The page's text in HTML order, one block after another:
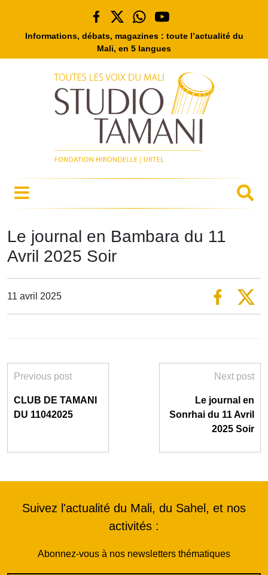
Informations, débats, magazines : toute l’actualité du
Mali, en 5 langues
Le journal en Bambara du 11
Avril 2025 Soir
11 avril 2025
Previous post
CLUB DE TAMANI
DU 11042025
Next post
Le journal en
Sonrhai du 11 Avril
2025 Soir
Suivez l'actualité du Mali, du Sahel, et nos
activités :
Abonnez-vous à nos newsletters thématiques